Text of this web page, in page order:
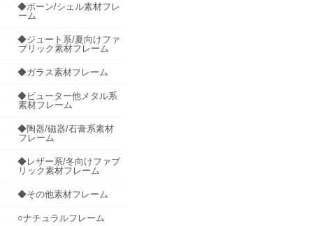
◆ボーン/シェル素材フレ
ーム
◆ジュート系/夏向けファ
ブリック素材フレーム
◆ガラス素材フレーム
◆ピューター他メタル系
素材フレーム
◆陶器/磁器/石膏系素材
フレーム
◆レザー系/冬向けファブ
リック素材フレーム
◆その他素材フレーム
○ナチュラルフレーム